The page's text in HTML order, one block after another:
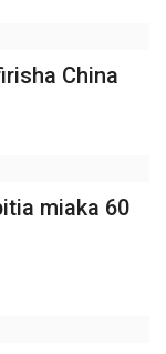
China
miaka 60